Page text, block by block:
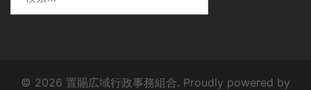
© 2026 置賜広域行政事務組合. Proudly powered by